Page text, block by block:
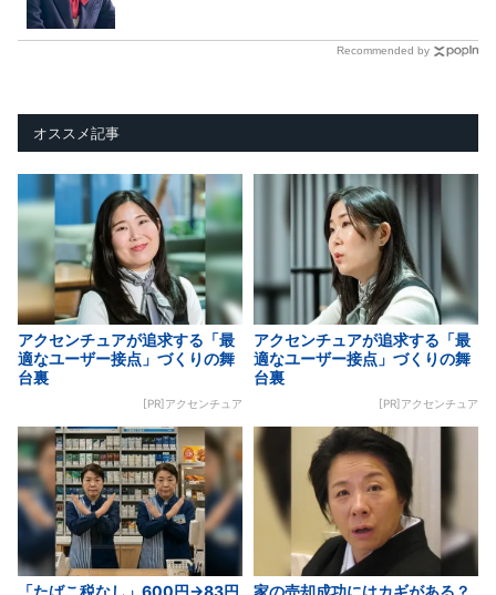
Recommended by
オススメ記事
アクセンチュアが追求する「最
適なユーザー接点」づくりの舞
台裏
[PR]アクセンチュア
アクセンチュアが追求する「最
適なユーザー接点」づくりの舞
台裏
[PR]アクセンチュア
「たばこ税なし」600円→83円 家の売却成功にはカギがある？